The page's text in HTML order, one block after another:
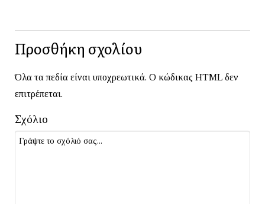
Προσθήκη σχολίου
Όλα τα πεδία είναι υποχρεωτικά. Ο κώδικας HTML δεν
επιτρέπεται.
Σχόλιο